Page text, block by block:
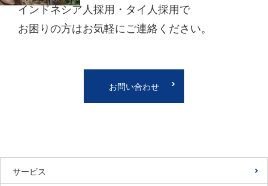
インドネシア人採用・タイ人採用で
お困りの方はお気軽にご連絡ください。
お問い合わせ
サービス